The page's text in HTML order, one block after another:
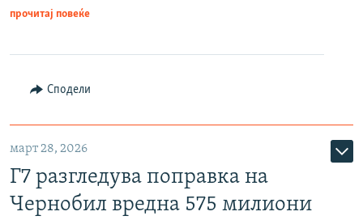
прочитај повеќе
Сподели
март 28, 2026
Г7 разгледува поправка на
Чернобил вредна 575 милиони